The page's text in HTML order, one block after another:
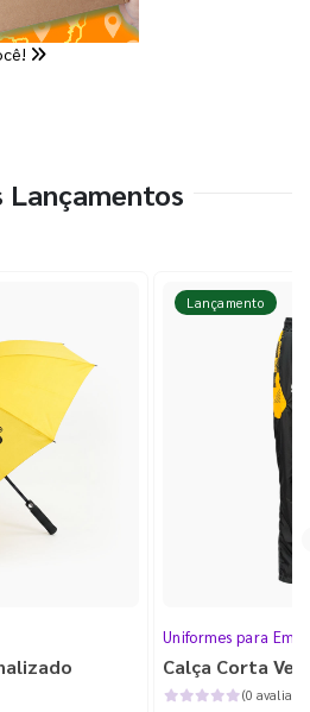
Lançamentos
Lançamento
Uniformes para
Calça Corta
(0